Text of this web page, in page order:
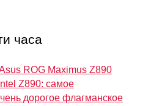
часа
ROG Maximus Z890
Z890: самое
дорогое флагманское